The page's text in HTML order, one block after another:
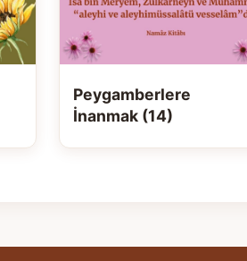
Peygamberlere
İnanmak (14)